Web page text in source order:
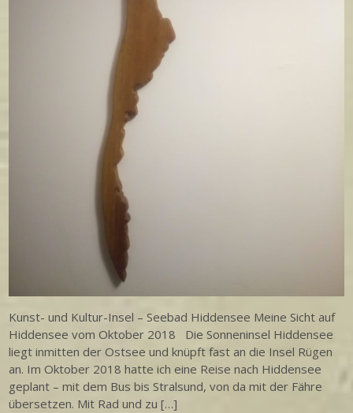
Kunst- und Kultur-Insel – Seebad Hiddensee Meine Sicht auf
Hiddensee vom Oktober 2018 Die Sonneninsel Hiddensee
liegt inmitten der Ostsee und knüpft fast an die Insel Rügen
an. Im Oktober 2018 hatte ich eine Reise nach Hiddensee
geplant – mit dem Bus bis Stralsund, von da mit der Fähre
übersetzen. Mit Rad und zu […]